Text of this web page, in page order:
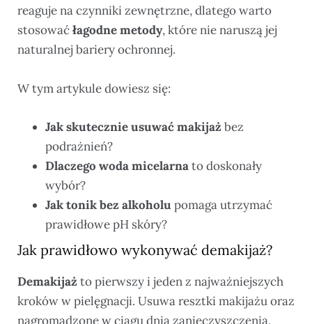
reaguje na czynniki zewnętrzne, dlatego warto
stosowaćłagodne metody, które nie naruszą jej
naturalnej bariery ochronnej.
W tym artykule dowiesz się:
Jak skutecznie usuwać makijaż bez
podrażnień?
Dlaczego woda micelarnato doskonały
wybór?
Jak tonik bez alkoholu pomaga utrzymać
prawidłowe pH skóry?
Jak prawidłowo wykonywać demakijaż?
Demakijaż to pierwszy i jeden z najważniejszych
kroków w pielęgnacji. Usuwa resztki makijażu oraz
nagromadzone w ciągu dnia zanieczyszczenia,